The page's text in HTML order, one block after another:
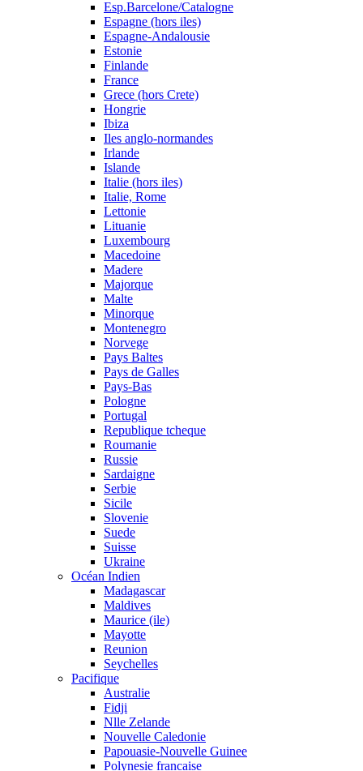
Esp.Barcelone/Catalogne
Espagne (hors iles)
Espagne-Andalousie
Estonie
Finlande
France
Grece (hors Crete)
Hongrie
Ibiza
Iles anglo-normandes
Irlande
Islande
Italie (hors iles)
Italie, Rome
Lettonie
Lituanie
Luxembourg
Macedoine
Madere
Majorque
Malte
Minorque
Montenegro
Norvege
Pays Baltes
Pays de Galles
Pays-Bas
Pologne
Portugal
Republique tcheque
Roumanie
Russie
Sardaigne
Serbie
Sicile
Slovenie
Suede
Suisse
Ukraine
Océan Indien
Madagascar
Maldives
Maurice (ile)
Mayotte
Reunion
Seychelles
Pacifique
Australie
Fidji
Nlle Zelande
Nouvelle Caledonie
Papouasie-Nouvelle Guinee
Polynesie francaise